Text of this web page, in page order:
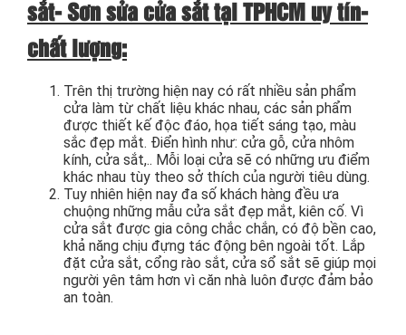
sắt- Sơn sửa cửa sắt tại TPHCM uy tín-
chất lượng:
Trên thị trường hiện nay có rất nhiều sản phẩm
cửa làm từ chất liệu khác nhau, các sản phẩm
được thiết kế độc đáo, họa tiết sáng tạo, màu
sắc đẹp mắt. Điển hình như: cửa gỗ, cửa nhôm
kính, cửa sắt,.. Mỗi loại cửa sẽ có những ưu điểm
khác nhau tùy theo sở thích của người tiêu dùng.
Tuy nhiên hiện nay đa số khách hàng đều ưa
chuộng những mẫu cửa sắt đẹp mắt, kiên cố. Vì
cửa sắt được gia công chắc chắn, có độ bền cao,
khả năng chịu đựng tác động bên ngoài tốt. Lắp
đặt cửa sắt, cổng rào sắt, cửa sổ sắt sẽ giúp mọi
người yên tâm hơn vì căn nhà luôn được đảm bảo
an toàn.